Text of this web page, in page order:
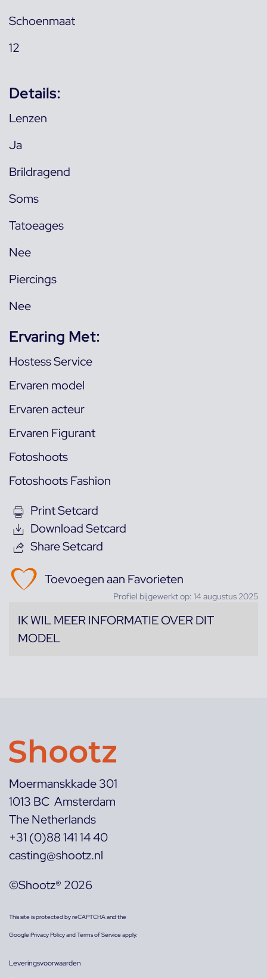
Schoenmaat
12
Details:
Lenzen
Ja
Brildragend
Soms
Tatoeages
Nee
Piercings
Nee
Ervaring Met:
Hostess Service
Ervaren model
Ervaren acteur
Ervaren Figurant
Fotoshoots
Fotoshoots Fashion
Print Setcard
Download Setcard
Share Setcard
Toevoegen aan Favorieten
Profiel bijgewerkt op: 14 augustus 2025
IK WIL MEER INFORMATIE OVER DIT
MODEL
Moermanskkade 301
1013 BC Amsterdam
The Netherlands
+31 (0)88 141 14 40
casting@shootz.nl
©Shootz® 2026
This site is protected by reCAPTCHA and the
GooglePrivacy PolicyandTerms of Serviceapply.
Leveringsvoorwaarden